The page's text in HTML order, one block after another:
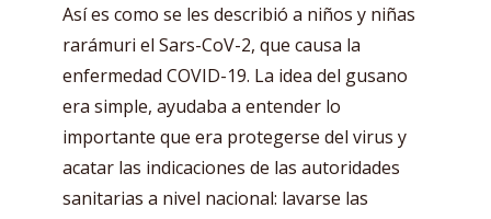
Así es como se les describió a niños y niñas
rarámuri el Sars-CoV-2, que causa la
enfermedad COVID-19. La idea del gusano
era simple, ayudaba a entender lo
importante que era protegerse del virus y
acatar las indicaciones de las autoridades
sanitarias a nivel nacional: lavarse las